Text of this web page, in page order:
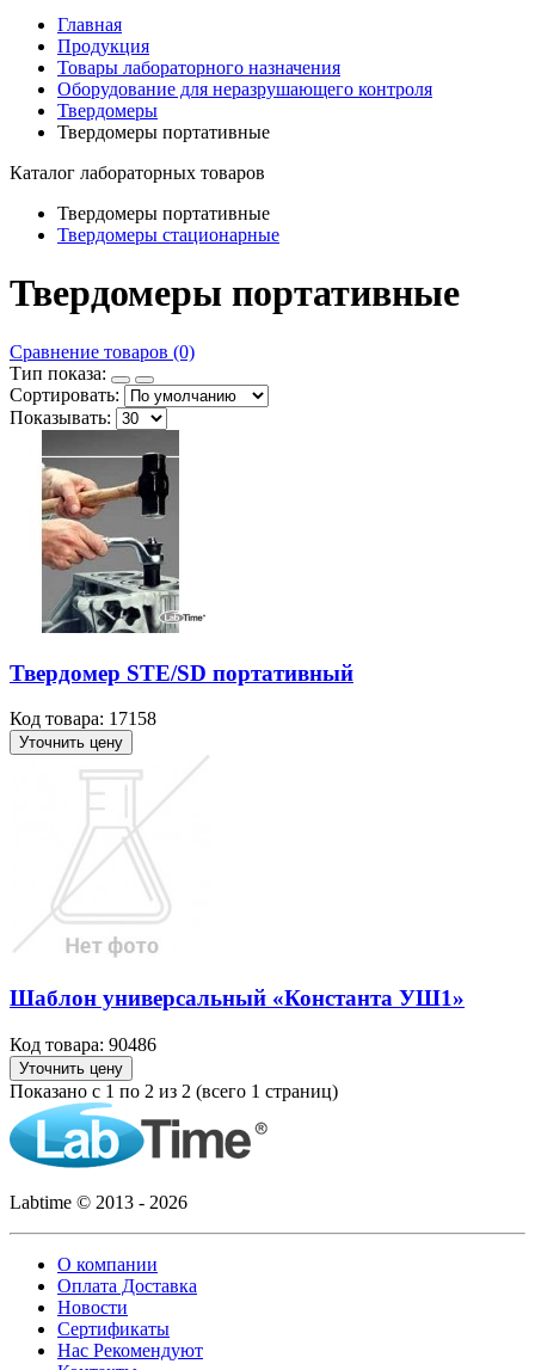
Главная
Продукция
Товары лабораторного назначения
Оборудование для неразрушающего контроля
Твердомеры
Твердомеры портативные
Каталог лабораторных товаров
Твердомеры портативные
Твердомеры стационарные
Твердомеры портативные
Сравнение товаров (0)
Тип показа:
Сортировать:
Показывать:
Твердомер STE/SD портативный
Код товара: 17158
Уточнить цену
Шаблон универсальный «Константа УШ1»
Код товара: 90486
Уточнить цену
Показано с 1 по 2 из 2 (всего 1 страниц)
Labtime © 2013 - 2026
О компании
Оплата Доставка
Новости
Сертификаты
Нас Рекомендуют